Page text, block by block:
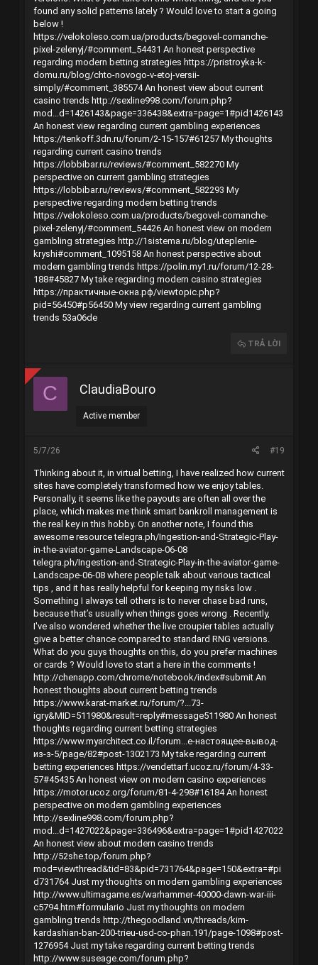
found any solid patterns lately ? Would love to start a going
below !
https://velokoleso.com.ua/products/begovel-comanche-
pixel-zelenyj/#comment_54431 An honest perspective
regarding modern betting strategies https://pristroyka-k-
domu.ru/blog/chto-novogo-v-etoj-versii-
simply/#comment_385574An honest view about current
casino trends http://sexline998.com/forum.php?
mod...d=1426143&page=336438&extra=page=1#pid1426143
An honest view regarding current gambling experiences
https://tenkoff.3dn.ru/forum/2-15-157#61257My thoughts
regarding current casino trends
https://lobbibar.ru/reviews/#comment_582270My
perspective on current gambling strategies
https://lobbibar.ru/reviews/#comment_582293 My
perspective regarding modern betting trends
https://velokoleso.com.ua/products/begovel-comanche-
pixel-zelenyj/#comment_54426An honest view on modern
gambling strategies http://1sistema.ru/blog/uteplenie-
kryshi#comment_1095158An honest perspective about
modern gambling trends https://polin.my1.ru/forum/12-28-
188#45827My take regarding modern casino strategies
https://практичные-окна.рф/viewtopic.php?
pid=56450#p56450My view regarding current gambling
trends 53a06de
TRẢ LỜI
C ClaudiaBouro
Active member
5/7/26 #19
Thinking about it, in virtual betting, I have realized how current
sites have completely transformed how we enjoy tables.
Personally, it seems like the payouts are often all over the
place, which makes me think smart bankroll management is
the real key in this hobby. On another note, I found this
awesome resourcetelegra.ph/Ingestion-and-Strategic-Play-
in-the-aviator-game-Landscape-06-08
telegra.ph/Ingestion-and-Strategic-Play-in-the-aviator-game-
Landscape-06-08 where people talk about various tactical
tips , and it has really helpful for keeping my risks low .
Something I always tell others is to never chase bad runs,
because that’s usually when things goes wrong . Recently,
I've also wondered whether the live croupier tables actually
give a better chance compared to standard RNG versions.
What do you guys thoughts on this, do you prefer machines
or cards ? Would love to start a here in the comments !
http://chenapp.com/chrome/notebook/index#submitAn
honest thoughts about current betting trends
https://www.karat-market.ru/forum/?...73-
igry&MID=511980&result=reply#message511980An honest
thoughts regarding current betting strategies
https://www.myarchitect.co.il/forum...е-настоящее-вывод-
из-з-5/page/82#post-1302173 My take regarding current
betting experiences https://vendettarf.ucoz.ru/forum/4-33-
57#45435An honest view on modern casino experiences
https://motor.ucoz.org/forum/81-4-298#16184An honest
perspective on modern gambling experiences
http://sexline998.com/forum.php?
mod...d=1427022&page=336496&extra=page=1#pid1427022
An honest view about modern casino trends
http://52she.top/forum.php?
mod=viewthread&tid=83&pid=731764&page=150&extra=#pi
d731764Just my thoughts on modern gambling experiences
http://www.ultimagame.es/warhammer-40000-dawn-war-iii-
c5794.htm#formulario Just my thoughts on modern
gambling trends http://thegoodland.vn/threads/kim-
kardashian-ban-200-trieu-usd-co-phan.191/page-1098#post-
1276954Just my take regarding current betting trends
http://www.suseage.com/forum.php?